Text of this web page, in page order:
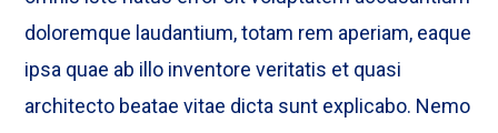
doloremque laudantium, totam rem aperiam, eaque
ipsa quae ab illo inventore veritatis et quasi
architecto beatae vitae dicta sunt explicabo. Nemo